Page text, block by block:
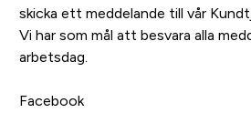
skicka ett meddelande till vår
Vi har som mål att besvara alla
arbetsdag.
Facebook